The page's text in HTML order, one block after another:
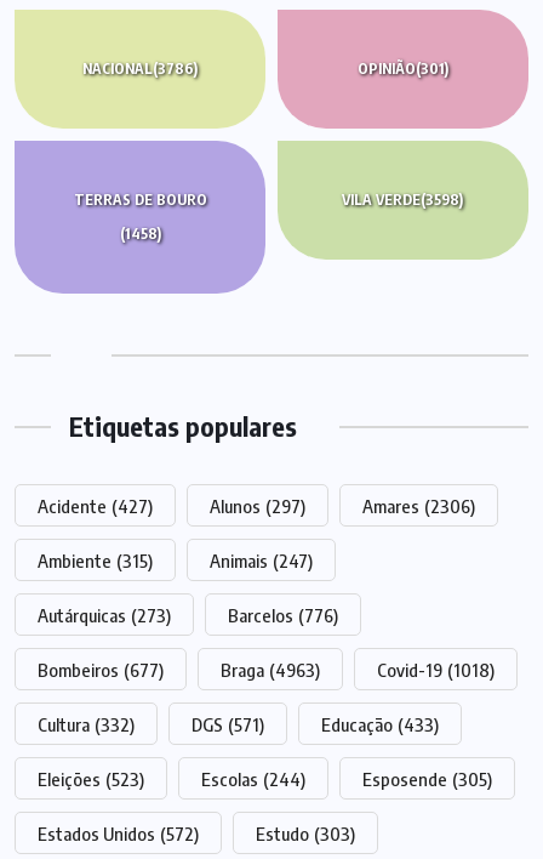
NACIONAL(3786) OPINIÃO(301)
TERRAS DE BOURO
(1458)
VILA VERDE(3598)
Etiquetas populares
Acidente (427) Alunos (297) Amares (2306)
Ambiente (315) Animais (247)
Autárquicas (273) Barcelos (776)
Bombeiros (677) Braga (4963) Covid-19 (1018)
Cultura (332) DGS (571) Educação (433)
Eleições (523) Escolas (244) Esposende (305)
Estados Unidos (572) Estudo (303)